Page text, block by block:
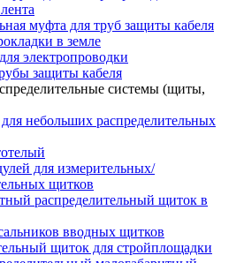
муфта для труб защиты кабеля
в земле
электропроводки
защиты кабеля
системы (щиты,
небольших распределительных
для измерительных/
щитков
распределительный щиток в
вводных щитков
щиток для стройплощадки